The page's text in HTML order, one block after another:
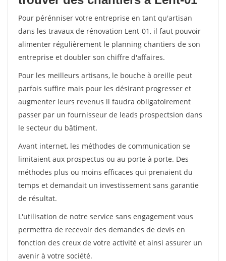
Pour pérénniser votre entreprise en tant qu'artisan
dans les travaux de rénovation Lent-01, il faut pouvoir
alimenter régulièrement le planning chantiers de son
entreprise et doubler son chiffre d'affaires.
Pour les meilleurs artisans, le bouche à oreille peut
parfois suffire mais pour les désirant progresser et
augmenter leurs revenus il faudra obligatoirement
passer par un fournisseur de leads prospectsion dans
le secteur du bâtiment.
Avant internet, les méthodes de communication se
limitaient aux prospectus ou au porte à porte. Des
méthodes plus ou moins efficaces qui prenaient du
temps et demandait un investissement sans garantie
de résultat.
L'utilisation de notre service sans engagement vous
permettra de recevoir des demandes de devis en
fonction des creux de votre activité et ainsi assurer un
avenir à votre société.